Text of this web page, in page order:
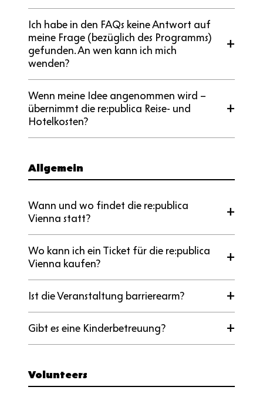
Ich habe in den FAQs keine Antwort auf
meine Frage (bezüglich des Programms)
gefunden. An wen kann ich mich
wenden?
Wenn meine Idee angenommen wird –
übernimmt die re:publica Reise- und
Hotelkosten?
Allgemein
Wann und wo findet die re:publica
Vienna statt?
Wo kann ich ein Ticket für die re:publica
Vienna kaufen?
Ist die Veranstaltung barrierearm?
Gibt es eine Kinderbetreuung?
Volunteers